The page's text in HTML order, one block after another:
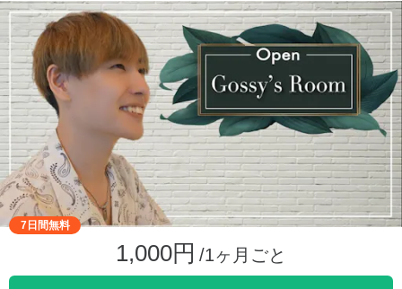
7日間無料
1,000円 /1ヶ月ごと